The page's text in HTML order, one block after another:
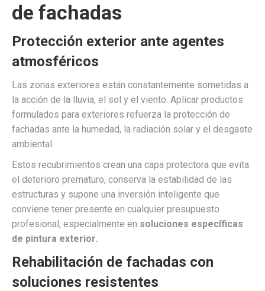
de fachadas
Protección exterior ante agentes
atmosféricos
Las zonas exteriores están constantemente sometidas a
la acción de la lluvia, el sol y el viento. Aplicar productos
formulados para exteriores refuerza la protección de
fachadas ante la humedad, la radiación solar y el desgaste
ambiental.
Estos recubrimientos crean una capa protectora que evita
el deterioro prematuro, conserva la estabilidad de las
estructuras y supone una inversión inteligente que
conviene tener presente en cualquier presupuesto
profesional, especialmente en soluciones específicas
de pintura exterior.
Rehabilitación de fachadas con
soluciones resistentes